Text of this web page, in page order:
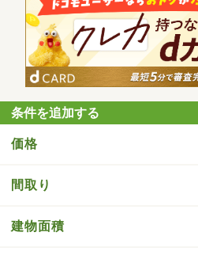
条件を追加する
価格
間取り
建物面積